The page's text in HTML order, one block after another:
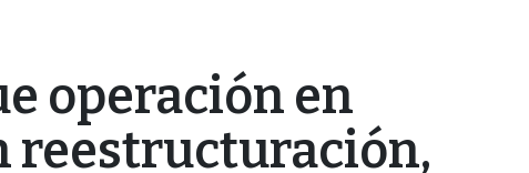
operación en
reestructuración,